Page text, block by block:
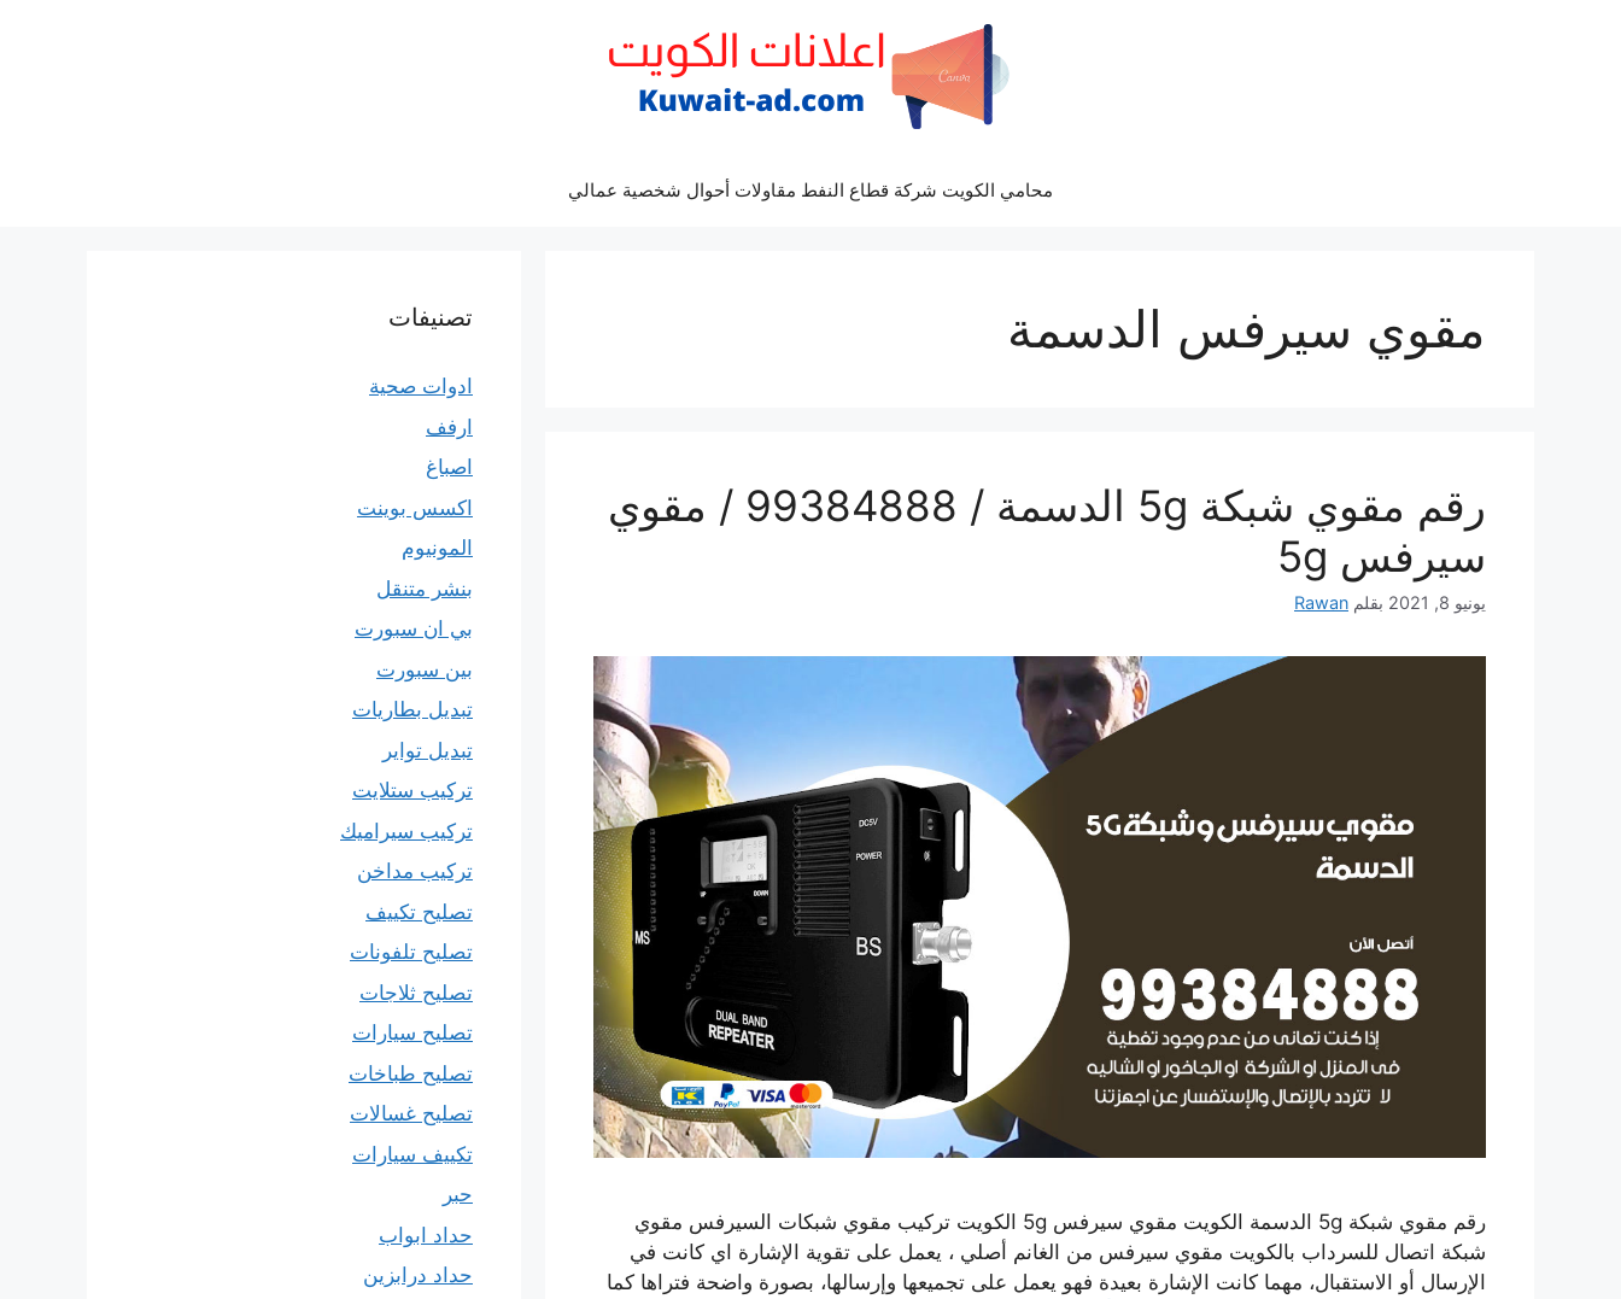
محامي الكويت شركة قطاع النفط مقاولات أحوال شخصية عمالي
مقوي سيرفس الدسمة
رقم مقوي شبكة 5g الدسمة / 99384888 / مقوي
سيرفس 5g
يونيو 8, 2021 بقلم Rawan
رقم مقوي شبكة 5g الدسمة الكويت مقوي سيرفس 5g الكويت تركيب مقوي شبكات السيرفس مقوي
شبكة اتصال للسرداب بالكويت مقوي سيرفس من الغانم أصلي ، يعمل على تقوية الإشارة اي كانت في
الإرسال أو الاستقبال، مهما كانت الإشارة بعيدة فهو يعمل على تجميعها وإرسالها، بصورة واضحة فتراها كما
تصنيفات
ادوات صحية
ارفف
اصباغ
اكسس بوينت
المونيوم
بنشر متنقل
بي ان سبورت
بين سبورت
تبديل بطاريات
تبديل تواير
تركيب ستلايت
تركيب سيراميك
تركيب مداخن
تصليح تكييف
تصليح تلفونات
تصليح ثلاجات
تصليح سيارات
تصليح طباخات
تصليح غسالات
تكييف سيارات
حبر
حداد ابواب
حداد درابزين